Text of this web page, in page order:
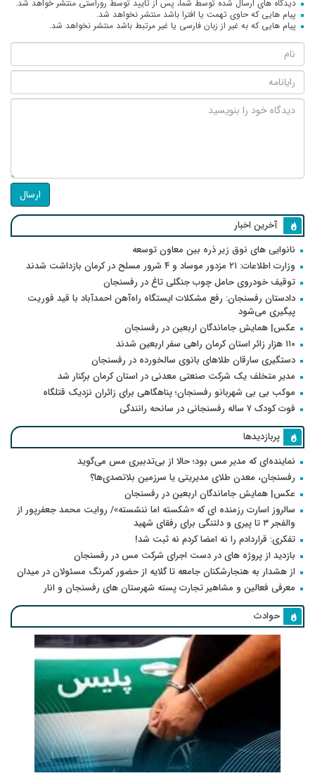
دیدگاه های ارسال شده توسط شما، پس از تایید توسط روراستی منتشر خواهد شد.
پیام هایی که حاوی تهمت یا افترا باشد منتشر نخواهد شد.
پیام هایی که به غیر از زبان فارسی یا غیر مرتبط باشد منتشر نخواهد شد.
ارسال
آخرین اخبار
نانوایی های نوق زیر ذره بین معاون توسعه
وزارت اطلاعات: ۲۱ مزدور موساد و ۴ شرور مسلح در کرمان بازداشت شدند
توقیف خودروی حامل چوب جنگلی تاغ در رفسنجان
دادستان رفسنجان: رفع مشکلات ایستگاه راه‌آهن احمدآباد با قید فوریت
پیگیری می‌شود
عکس| همایش جاماندگان اربعین در رفسنجان
۱۱۰ هزار زائر استان کرمان راهی سفر اربعین شدند
دستگیری سارقان طلاهای بانوی سالخورده در رفسنجان
مدیر متخلف یک شرکت صنعتی معدنی در استان کرمان برکنار شد
موکب بی بی شهربانو رفسنجان؛ پناهگاهی برای زائران نزدیک قتلگاه
فوت کودک ۷ ساله رفسنجانی در سانحه رانندگی
پربازدیدها
نماینده‌ای که مدیر مس بود؛ حالا از بی‌تدبیری مس می‌گوید
رفسنجان، معدن طلای مدیریتی یا سرزمین بلاتصدی‌ها؟
عکس| همایش جاماندگان اربعین در رفسنجان
سالروز اسارت رزمنده ای که «شکسته اما ننشسته»/ روایت محمد جعفرپور از
والفجر ۳ تا پیری و دلتنگی برای رفقای شهید
تفکری: قراردادم را نه امضا کردم نه ثبت شد!
بازدید از پروژه های در دست اجرای شرکت مس در رفسنجان
از هشدار به هنجارشکنان جامعه تا گلایه از حضور کمرنگ مسئولان در میدان
معرفی فعالین و مشاهیر تجارت پسته شهرستان های رفسنجان و انار
حوادث